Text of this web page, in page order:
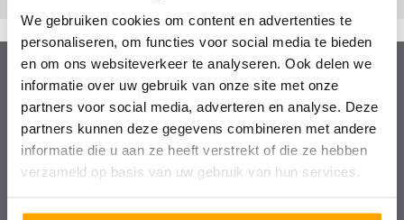
We gebruiken cookies om content en advertenties te
personaliseren, om functies voor social media te bieden
en om ons websiteverkeer te analyseren. Ook delen we
informatie over uw gebruik van onze site met onze
partners voor social media, adverteren en analyse. Deze
partners kunnen deze gegevens combineren met andere
informatie die u aan ze heeft verstrekt of die ze hebben
verzameld op basis van uw gebruik van hun services.
Hulp nodig?
We helpen je graag!